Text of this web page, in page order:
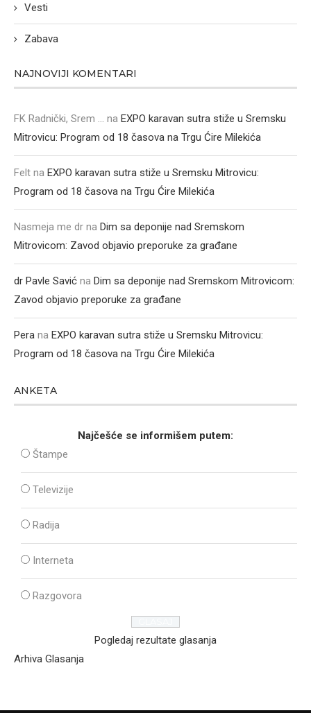
Vesti
Zabava
NAJNOVIJI KOMENTARI
FK Radnički, Srem ... na EXPO karavan sutra stiže u Sremsku
Mitrovicu: Program od 18 časova na Trgu Ćire Milekića
Felt na EXPO karavan sutra stiže u Sremsku Mitrovicu:
Program od 18 časova na Trgu Ćire Milekića
Nasmeja me dr na Dim sa deponije nad Sremskom
Mitrovicom: Zavod objavio preporuke za građane
dr Pavle Savić na Dim sa deponije nad Sremskom Mitrovicom:
Zavod objavio preporuke za građane
Pera na EXPO karavan sutra stiže u Sremsku Mitrovicu:
Program od 18 časova na Trgu Ćire Milekića
ANKETA
Najčešće se informišem putem:
Štampe
Televizije
Radija
Interneta
Razgovora
Pogledaj rezultate glasanja
Arhiva Glasanja